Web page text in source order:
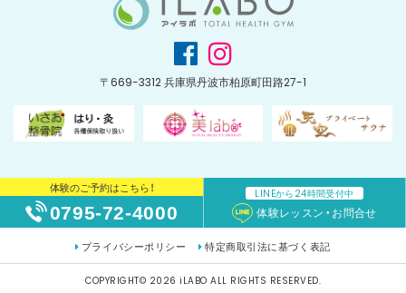
〒669-3312 兵庫県丹波市柏原町田路27-1
体験のご予約はこちら！
0795-72-4000
LINEから24時間受付中
体験レッスン・お問合せ
プライバシーポリシー 特定商取引法に基づく表記
COPYRIGHT© 2026 iLABO ALL RIGHTS RESERVED.